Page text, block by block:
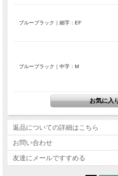
ブルーブラック｜細字：EF
ブルーブラック｜中字：M
返品についての詳細はこちら
お問い合わせ
友達にメールですすめる